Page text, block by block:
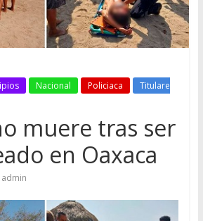
Nacional Policiaca
Titulare
muere tras ser
en Oaxaca
admin